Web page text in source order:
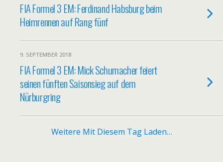
FIA Formel 3 EM: Ferdinand Habsburg beim
Heimrennen auf Rang fünf
9. SEPTEMBER 2018
FIA Formel 3 EM: Mick Schumacher feiert
seinen fünften Saisonsieg auf dem
Nürburgring
Weitere Mit Diesem Tag Laden…